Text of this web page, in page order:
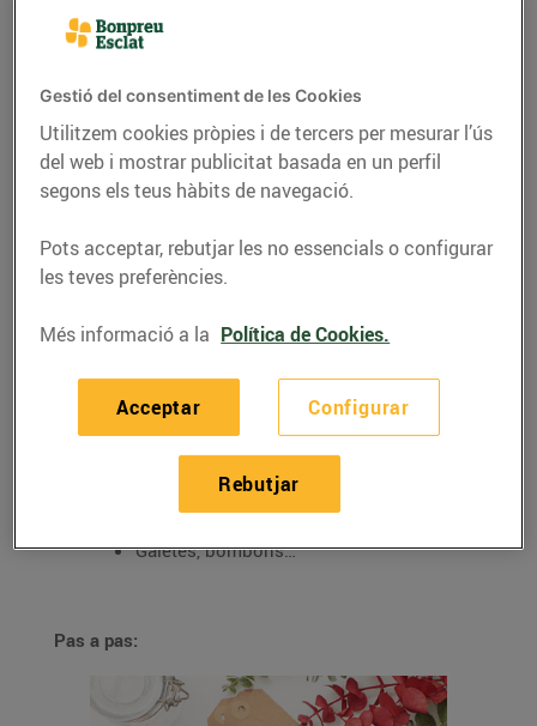
Pren nota d’allò que necessitaràs per construir pots
que traspua elegància ideal per a aquestes Festes!
Materials:
Eucaliptus o alguna altra fulla que
Pots de vidre.
Cintes.
Cinta decorativa.
Elements decoratius, com estrelles…
Tisores.
Retolador.
Galetes, bombons…
Pas a pas:
Gestió del consentiment de les Cookies
Utilitzem cookies pròpies i de tercers per mesurar l’ús
del web i mostrar publicitat basada en un perfil
segons els teus hàbits de navegació.
Pots acceptar, rebutjar les no essencials o configurar
les teves preferències.
Més informació a la Política de Cookies.
Configurar
Rebutjar
Acceptar